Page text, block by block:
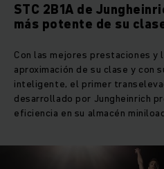
STC 2B1A de
más potente de su
Con las mejores prestaciones y
aproximación de su clase y con
inteligente, el primer
desarrollado por Jungheinrich
eficiencia en su almacén